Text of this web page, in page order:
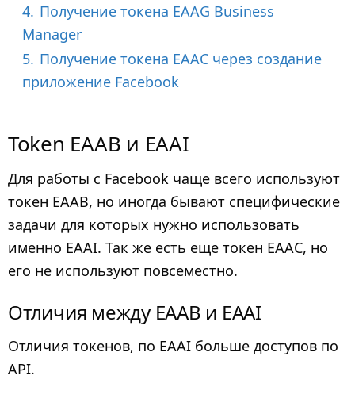
4. Получение токена EAAG Business
Manager
5. Получение токена EAAC через создание
приложение Facebook
Token EAAB и EAAI
Для работы с Facebook чаще всего используют
токен EAAB, но иногда бывают специфические
задачи для которых нужно использовать
именно EAAI. Так же есть еще токен EAAC, но
его не используют повсеместно.
Отличия между EAAB и EAAI
Отличия токенов, по EAAI больше доступов по
API.